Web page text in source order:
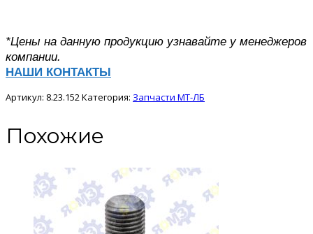
*Цены на данную продукцию узнавайте у менеджеров
компании.
НАШИ КОНТАКТЫ
Артикул: 8.23.152Категория: Запчасти МТ-ЛБ
Похожие